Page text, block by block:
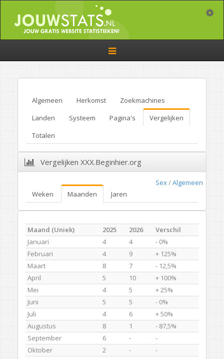
Toggle
navigation
Algemeen Herkomst
Zoekmachines
Landen
Systeem Pagina's
Vergelijken
Totalen
Vergelijken XXX.Beginhier.org
Sex/Algemeen
Weken
Maanden Jaren
Maand (Uniek) 2025 2026
Verschil
Januari
4 4
- 0%
Februari
4 9
+ 125%
Maart
8 7
- 12,5%
April
5 10
+ 100%
Mei
4 5
+ 25%
Juni
5 5
- 0%
Juli
4 6
+ 50%
Augustus
8 1
- 87,5%
September
6 -
-
Oktober
2 -
-